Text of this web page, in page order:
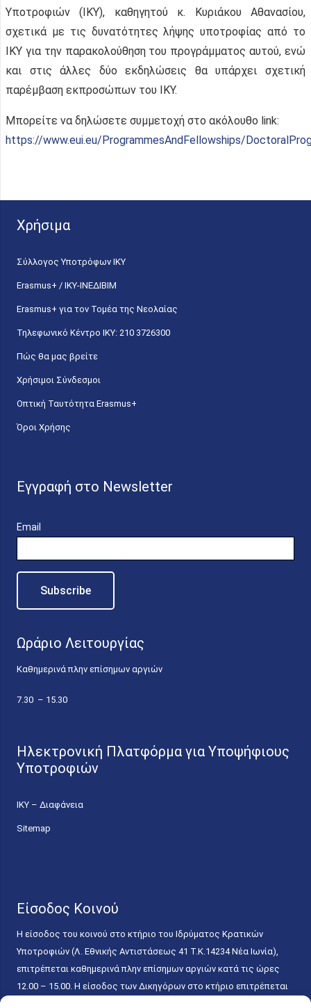
Υποτροφιών (ΙΚΥ), καθηγητού κ. Κυριάκου Αθανασίου,
σχετικά με τις δυνατότητες λήψης υποτροφίας από το
ΙΚΥ για την παρακολούθηση του προγράμματος αυτού, ενώ
και στις άλλες δύο εκδηλώσεις θα υπάρχει σχετική
παρέμβαση εκπροσώπων του ΙΚΥ.
Μπορείτε να δηλώσετε συμμετοχή στο ακόλουθο link:
https://www.eui.eu/ProgrammesAndFellowships/
Χρήσιμα
Σύλλογος Υποτρόφων ΙΚΥ
Erasmus+ / ΙΚΥ-ΙΝΕΔΙΒΙΜ
Erasmus+ για τον Τομέα της Νεολαίας
Τηλεφωνικό Κέντρο IKY: 210 3726300
Πώς θα μας βρείτε
Χρήσιμοι Σύνδεσμοι
Οπτική Ταυτότητα Erasmus+
Όροι Χρήσης
Εγγραφή στο Newsletter
Email
Ωράριο Λειτουργίας
Καθημερινά πλην επίσημων αργιών
7.30 – 15.30
Ηλεκτρονική Πλατφόρμα για Υποψήφιους
Υποτροφιών
ΙΚΥ – Διαφάνεια
Sitemap
Είσοδος Κοινού
Η είσοδος του κοινού στο κτήριο του Ιδρύματος Κρατικών
Υποτροφιών (Λ. Εθνικής Αντιστάσεως 41 T.K.14234 Νέα Ιωνία),
επιτρέπεται καθημερινά πλην επίσημων αργιών κατά τις ώρες
12.00 – 15.00. Η είσοδος των Δικηγόρων στο κτήριο επιτρέπεται